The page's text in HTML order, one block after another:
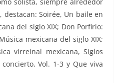
solista, siempre alrededor
destacan: Soirée, Un baile en
del siglo XIX; Don Porfirio:
mexicana del siglo XIX;
virreinal mexicana, Siglos
Vol. 1-3 y Que viva